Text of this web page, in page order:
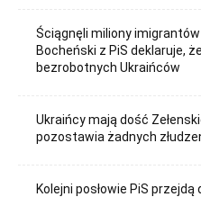
Ściągnęli miliony
Bocheński z PiS deklaruje,
bezrobotnych Ukraińców
Ukraińcy mają dość
pozostawia żadnych
Kolejni posłowie PiS przejdą